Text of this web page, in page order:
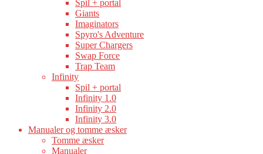
Spil + portal
Giants
Imaginators
Spyro's Adventure
Super Chargers
Swap Force
Trap Team
Infinity
Spil + portal
Infinity 1.0
Infinity 2.0
Infinity 3.0
Manualer og tomme æsker
Tomme æsker
Manualer